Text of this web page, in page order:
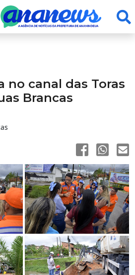
no canal das Toras
Brancas